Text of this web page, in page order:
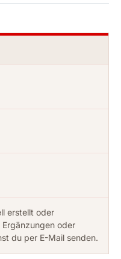
erstellt oder
oder
du per E-Mail senden.